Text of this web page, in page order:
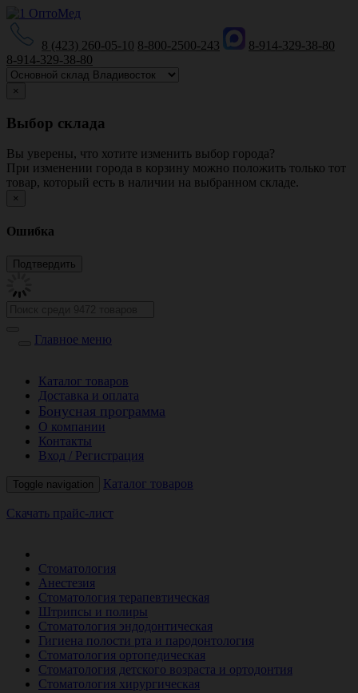
8 (423) 260-05-10 8-800-2500-243
8-914-329-38-80
8-914-329-38-80
×
Выбор склада
Вы уверены, что хотите изменить выбор города?
При изменении города в корзину можно положить только тот
товар, который есть в наличии на выбранном складе.
×
Ошибка
Главное меню
Каталог товаров
Доставка и оплата
Бонусная программа
О компании
Контакты
Вход / Регистрация
Toggle navigation Каталог товаров
Скачать прайс-лист
Стоматология
Анестезия
Стоматология терапевтическая
Штрипсы и полиры
Стоматология эндодонтическая
Гигиена полости рта и пародонтология
Стоматология ортопедическая
Стоматология детского возраста и ортодонтия
Стоматология хирургическая